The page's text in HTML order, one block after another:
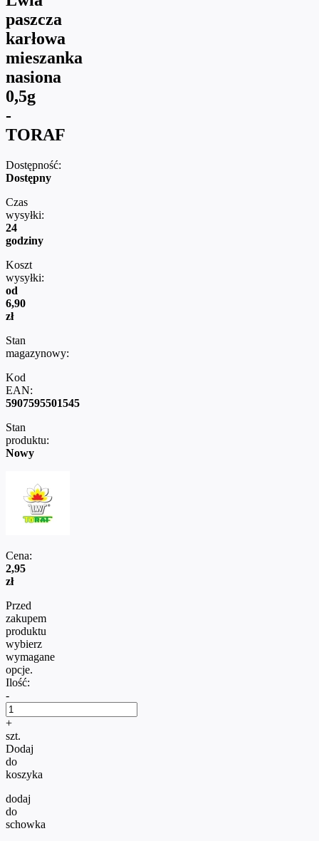
paszcza
karłowa
mieszanka
nasiona
0,5g
-
TORAF
Dostępność:
Dostępny
Czas
wysyłki:
24
godziny
Koszt
wysyłki:
od
6,90
zł
Stan
magazynowy:
Kod
EAN:
5907595501545
Stan
produktu:
Nowy
Cena:
2,95
zł
Przed
zakupem
produktu
wybierz
wymagane
opcje.
Ilość:
-
+
szt.
Dodaj
do
koszyka
dodaj
do
schowka